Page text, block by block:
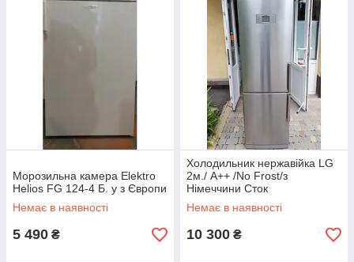
Морозильна камера Elektro
Helios FG 124-4 Б. у з Європи
Немає в наявності
5 490 ₴
Холодильник нержавійка LG
2м./ А++ /No Frost/з
Німеччини Сток
Немає в наявності
10 300 ₴